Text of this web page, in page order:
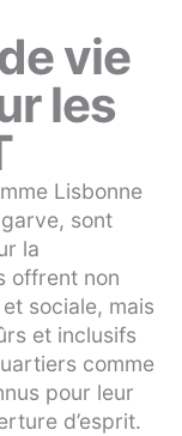
vie
les
Lisbonne
sont
la
offrent non
sociale, mais
et inclusifs
comme
pour leur
d’esprit.